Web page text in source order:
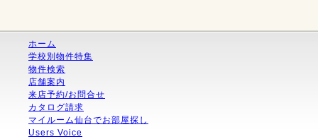
ホーム
学校別物件特集
物件検索
店舗案内
来店予約/お問合せ
カタログ請求
マイルーム仙台でお部屋探し
Users Voice